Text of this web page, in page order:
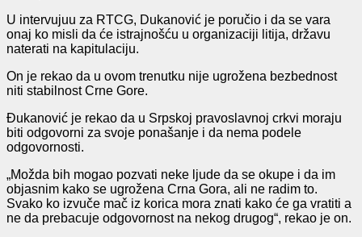
U intervujuu za RTCG, Dukanović je poručio i da se vara
onaj ko misli da će istrajnošću u organizaciji litija, državu
naterati na kapitulaciju.
On je rekao da u ovom trenutku nije ugrožena bezbednost
niti stabilnost Crne Gore.
Đukanović je rekao da u Srpskoj pravoslavnoj crkvi moraju
biti odgovorni za svoje ponašanje i da nema podele
odgovornosti.
„Možda bih mogao pozvati neke ljude da se okupe i da im
objasnim kako se ugrožena Crna Gora, ali ne radim to.
Svako ko izvuče mač iz korica mora znati kako će ga vratiti a
ne da prebacuje odgovornost na nekog drugog“, rekao je on.